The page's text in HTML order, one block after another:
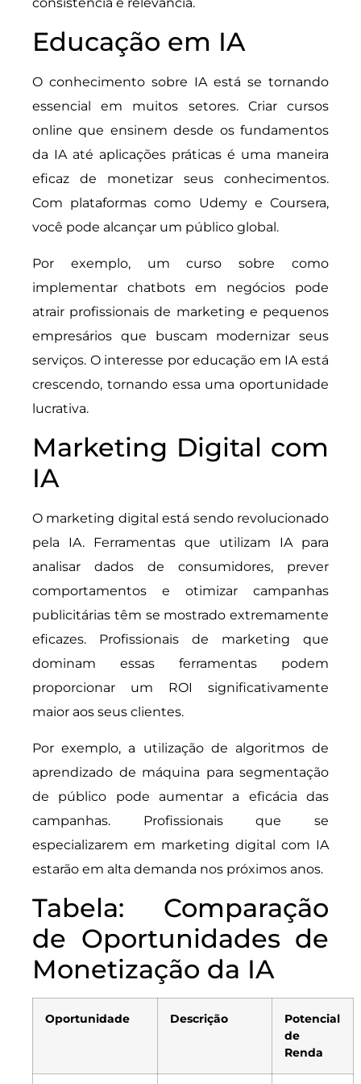
Educação em IA
O conhecimento sobre IA está se tornando
essencial em muitos setores. Criar cursos
online que ensinem desde os fundamentos
da IA até aplicações práticas é uma maneira
eficaz de monetizar seus conhecimentos.
Com plataformas como Udemy e Coursera,
você pode alcançar um público global.
Por exemplo, um curso sobre como
implementar chatbots em negócios pode
atrair profissionais de marketing e pequenos
empresários que buscam modernizar seus
serviços. O interesse por educação em IA está
crescendo, tornando essa uma oportunidade
lucrativa.
Marketing Digital com
IA
O marketing digital está sendo revolucionado
pela IA. Ferramentas que utilizam IA para
analisar dados de consumidores, prever
comportamentos e otimizar campanhas
publicitárias têm se mostrado extremamente
eficazes. Profissionais de marketing que
dominam essas ferramentas podem
proporcionar um ROI significativamente
maior aos seus clientes.
Por exemplo, a utilização de algoritmos de
aprendizado de máquina para segmentação
de público pode aumentar a eficácia das
campanhas. Profissionais que se
especializarem em marketing digital com IA
estarão em alta demanda nos próximos anos.
Tabela: Comparação
de Oportunidades de
Monetização da IA
Oportunidade Descrição
Potencial
de
Renda